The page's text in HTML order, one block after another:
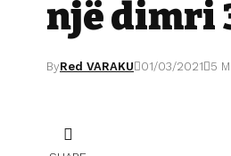
një dimri
ByRed VARAKU 01/03/2021 5